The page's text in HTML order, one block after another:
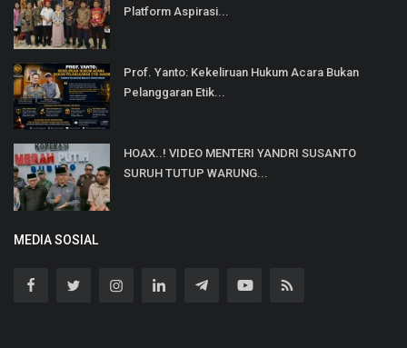
Platform Aspirasi...
Prof. Yanto: Kekeliruan Hukum Acara Bukan
Pelanggaran Etik...
HOAX..! VIDEO MENTERI YANDRI SUSANTO
SURUH TUTUP WARUNG...
MEDIA SOSIAL